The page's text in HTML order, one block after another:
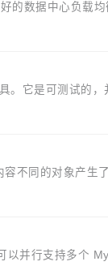
的数据中心负载
它是可测试的
不同的对象产生
...
并行支持多个